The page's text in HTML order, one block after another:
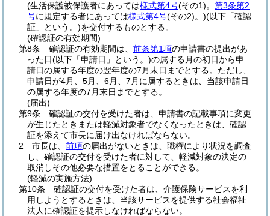
(生活保護被保護者にあっては様式第4号(その1)。 第3条第2
号に規定する者にあっては様式第4号(その2)。)(以下「確認
証」という。)を交付するものとする。
(確認証の有効期間)
第8条
確認証の有効期間は、 前条第1項の申請書の提出があ
った日(以下「申請日」という。)の属する月の初日から申
請日の属する年度の翌年度の7月末日までとする。 ただし、
申請日が4月、5月、6月、7月に属するときは、当該申請日
の属する年度の7月末日までとする。
(届出)
第9条
確認証の交付を受けた者は、申請書の記載事項に変更
が生じたときまたは軽減対象者でなくなったときは、確認
証を添えて市長に届け出なければならない。
2
市長は、 前項の届出がないときは、職権により状況を調査
し、確認証の交付を受けた者に対して、軽減対象の決定の
取消しその他必要な措置をとることができる。
(軽減の実施方法)
第10条
確認証の交付を受けた者は、介護保険サービスを利
用しようとするときは、当該サービスを提供する社会福祉
法人に確認証を提示しなければならない。